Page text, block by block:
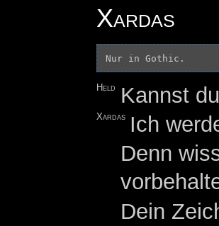
Xardas
Held Kannst
Xardas Ich
Denn
Dein